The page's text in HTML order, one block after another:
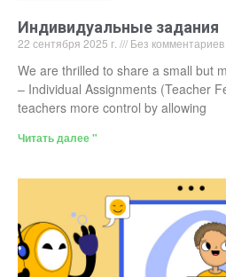
Индивидуальные задания
22 сентября 2025 г. Без комментариев
We are thrilled to share a small but
– Individual Assignments (Teacher
teachers more control by allowing
Читать далее "